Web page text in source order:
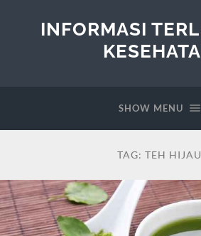
INFORMASI
SHOW MENU
TAG: TEH HIJAU